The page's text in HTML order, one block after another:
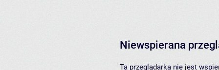
Niewspierana
Ta przeglądarka nie jest